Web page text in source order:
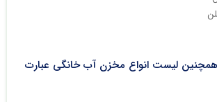
لیست انواع مخزن آب خانگی عبارت‌